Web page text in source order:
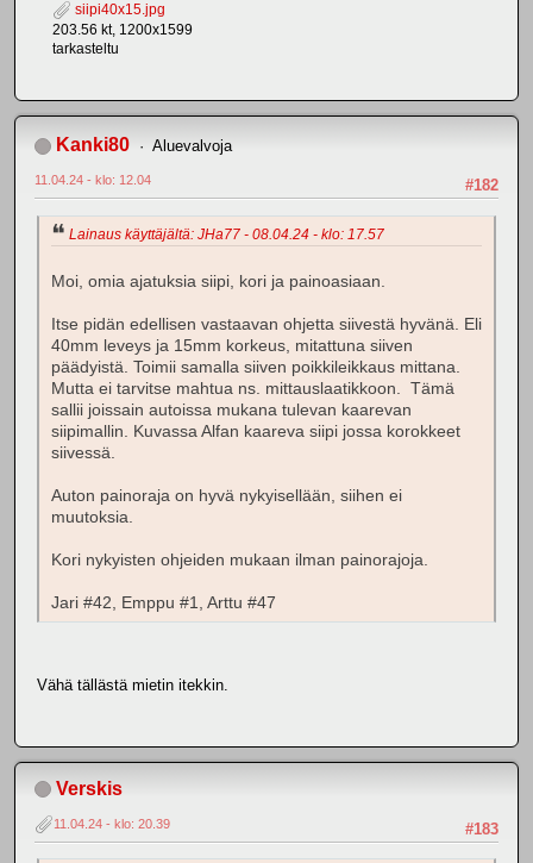
siipi40x15.jpg
203.56 kt, 1200x1599
tarkasteltu
Kanki80 Aluevalvoja
#182
11.04.24 - klo: 12.04
Lainaus käyttäjältä: JHa77 - 08.04.24 - klo: 17.57
Moi, omia ajatuksia siipi, kori ja painoasiaan.
Itse pidän edellisen vastaavan ohjetta siivestä hyvänä. Eli
40mm leveys ja 15mm korkeus, mitattuna siiven
päädyistä. Toimii samalla siiven poikkileikkaus mittana.
Mutta ei tarvitse mahtua ns. mittauslaatikkoon. Tämä
sallii joissain autoissa mukana tulevan kaarevan
siipimallin. Kuvassa Alfan kaareva siipi jossa korokkeet
siivessä.
Auton painoraja on hyvä nykyisellään, siihen ei
muutoksia.
Kori nykyisten ohjeiden mukaan ilman painorajoja.
Jari #42, Emppu #1, Arttu #47
Vähä tällästä mietin itekkin.
Verskis
#183
11.04.24 - klo: 20.39